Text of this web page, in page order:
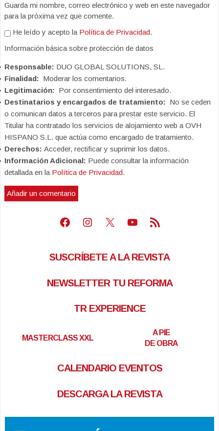
Guarda mi nombre, correo electrónico y web en este navegador
para la próxima vez que comente.
He leído y acepto la Política de Privacidad.
Información básica sobre protección de datos
Responsable: DUO GLOBAL SOLUTIONS, SL.
Finalidad: Moderar los comentarios.
Legitimación: Por consentimiento del interesado.
Destinatarios y encargados de tratamiento: No se ceden
o comunican datos a terceros para prestar este servicio. El
Titular ha contratado los servicios de alojamiento web a OVH
HISPANO S.L. que actúa como encargado de tratamiento.
Derechos: Acceder, rectificar y suprimir los datos.
Información Adicional: Puede consultar la información
detallada en la Política de Privacidad.
Facebook
Instagram
X Youtube
Feed RSS
SUSCRÍBETE A LA REVISTA
NEWSLETTER TU REFORMA
TR EXPERIENCE
MASTERCLASS XXL
A PIE
DE OBRA
CALENDARIO EVENTOS
DESCARGA LA REVISTA